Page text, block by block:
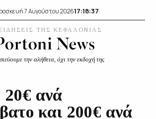
7 Αυγούστου 202617:18:37
ΤΗΣ ΚΕΦΑΛΟΝΙΑΣ
την αλήθεια, όχι την εκδοχή της
ανά
και 200€ ανά